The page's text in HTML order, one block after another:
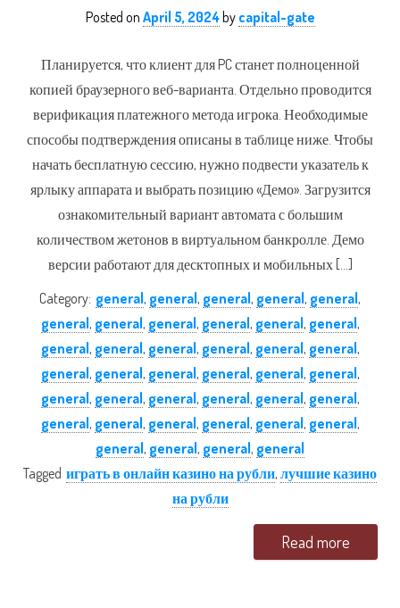
Posted on April 5, 2024by capital-gate
Планируется, что клиент для PC станет полноценной
копией браузерного веб-варианта. Отдельно проводится
верификация платежного метода игрока. Необходимые
способы подтверждения описаны в таблице ниже. Чтобы
начать бесплатную сессию, нужно подвести указатель к
ярлыку аппарата и выбрать позицию «Демо». Загрузится
ознакомительный вариант автомата с большим
количеством жетонов в виртуальном банкролле. Демо
версии работают для десктопных и мобильных […]
Category: general, general, general, general, general,
general, general, general, general, general, general,
general, general, general, general, general, general,
general, general, general, general, general, general,
general, general, general, general, general, general,
general, general, general, general, general, general,
general, general, general, general
Tagged играть в онлайн казино на рубли, лучшие казино
на рубли
Read more